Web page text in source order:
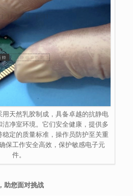
天然乳胶制成，具备卓越的抗静电
净室环境。它们安全健康，提供多
定的质量标准，操作员防护至关重
保工作安全高效，保护敏感电子元
件。
助您面对挑战